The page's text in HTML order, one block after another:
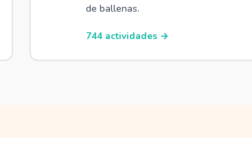
de ballenas.
744 actividades →